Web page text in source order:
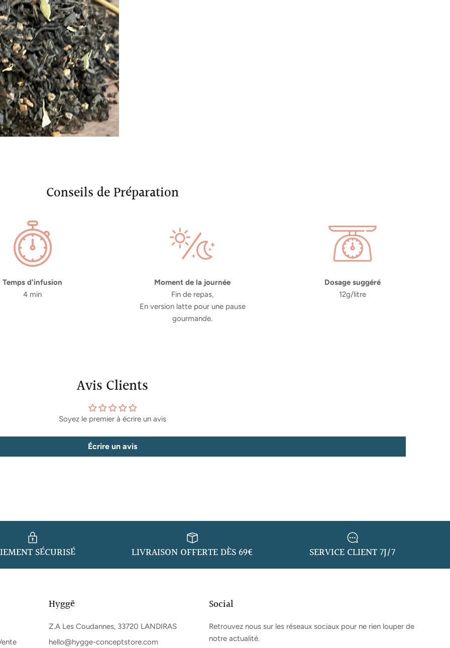
Conseils de Préparation
Temps d'infusion
4 min
Moment de la journée
Fin de repas,
En version latte pour une pause
gourmande.
Dosage suggéré
12g/litre
Avis Clients
Soyez le premier à écrire un avis
Écrire un avis
SÉCURISÉ LIVRAISON OFFERTE DÈS 69€ SERVICE CLIENT 7J/7
Hyggë
Z.A Les Coudannes, 33720 LANDIRAS
hello@hygge-conceptstore.com
Social
Retrouvez nous sur les réseaux sociaux pour ne rien louper de
notre actualité.